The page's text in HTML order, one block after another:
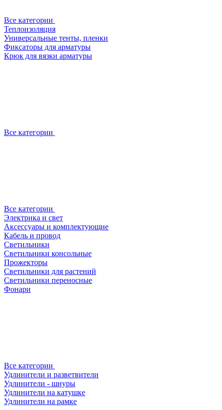
Все категории
Теплоизоляция
Универсальные тенты, пленки
Фиксаторы для арматуры
Крюк для вязки арматуры
Все категории
Все категории
Электрика и свет
Аксессуары и комплектующие
Кабель и провод
Светильники
Светильники консольные
Прожекторы
Светильники для растений
Светильники переносные
Фонари
Все категории
Удлинители и разветвители
Удлинители - шнуры
Удлинители на катушке
Удлинители на рамке